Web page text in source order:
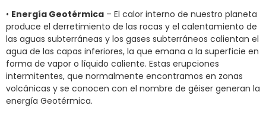
• Energía Geotérmica – El calor interno de nuestro planeta
produce el derretimiento de las rocas y el calentamiento de
las aguas subterráneas y los gases subterráneos calientan el
agua de las capas inferiores, la que emana a la superficie en
forma de vapor o líquido caliente. Estas erupciones
intermitentes, que normalmente encontramos en zonas
volcánicas y se conocen con el nombre de géiser generan la
energía Geotérmica.